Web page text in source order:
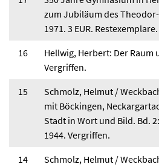
zum Jubiläum des
1971. 3 EUR. Restexemplare.
16
Hellwig, Herbert: Der Raum
Vergriffen.
15
Schmolz, Helmut /
mit Böckingen,
Stadt in Wort und Bild. Bd.
1944. Vergriffen.
14
Schmolz, Helmut /